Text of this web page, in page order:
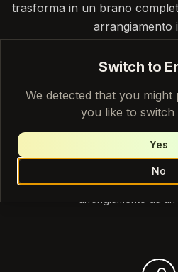
trasforma in un brano
arrangiamento
Creazione da
Descrivi la tua idea o incolla i
canzone completa con
arrangiamento da
Switch to
We detected that you might
you like to switch
No
Yes